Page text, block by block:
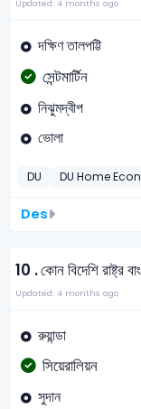
Updated: 4 months ago
দক্ষিণ তালপট্টি
সেন্টমার্টিন
নিঝুমদ্বীপ
ভোলা
DU DU Home
Des
10 .কোন বিদেশি রাষ্ট্র
Updated: 4 months ago
রুয়ান্ডা
সিয়েরালিয়ন
সুদান